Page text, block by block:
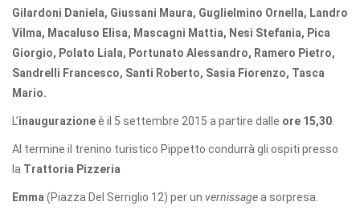
Gilardoni Daniela, Giussani Maura, Guglielmino Ornella, Landro
Vilma, Macaluso Elisa, Mascagni Mattia, Nesi Stefania, Pica
Giorgio, Polato Liala, Portunato Alessandro, Ramero Pietro,
Sandrelli Francesco, Santi Roberto, Sasia Fiorenzo, Tasca
Mario.
L’inaugurazioneè il 5 settembre 2015 a partire dalle ore 15,30
Al termine il trenino turistico Pippetto condurrà gli ospiti presso
la Trattoria Pizzeria
Emma (Piazza Del Serriglio 12) per un vernissagea sorpresa.